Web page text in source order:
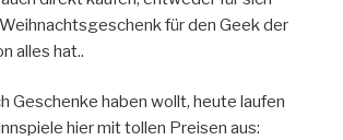
für den Geek der
alles hat..
Geschenke haben wollt, heute laufen
hier mit tollen Preisen aus: